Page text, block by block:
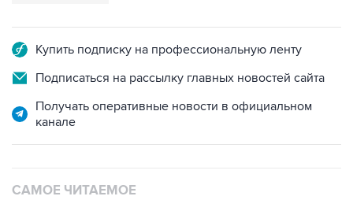
Купить подписку на профессиональную ленту
Подписаться на рассылку главных новостей сайта
Получать оперативные новости в официальном
канале
САМОЕ ЧИТАЕМОЕ